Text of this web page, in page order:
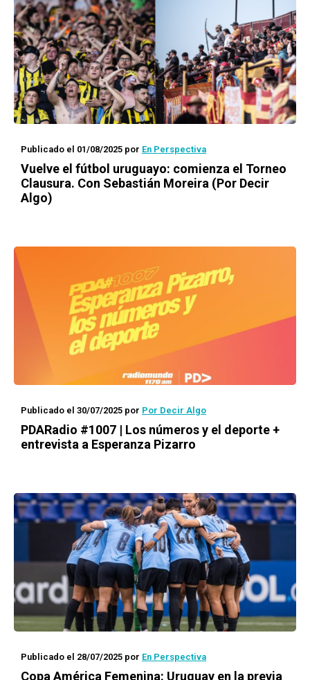
Publicado el 01/08/2025 por En Perspectiva
Vuelve el fútbol uruguayo: comienza el Torneo
Clausura. Con Sebastián Moreira (Por Decir
Algo)
Publicado el 30/07/2025 por Por Decir Algo
PDARadio #1007 | Los números y el deporte +
entrevista a Esperanza Pizarro
Publicado el 28/07/2025 por En Perspectiva
Copa América Femenina: Uruguay en la previa